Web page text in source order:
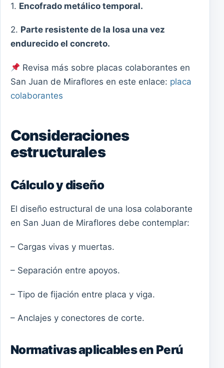
1. Encofrado metálico temporal.
2. Parte resistente de la losa una vez
endurecido el concreto.
Revisa más sobre placas colaborantes en
San Juan de Miraflores en este enlace: placa
colaborantes
Consideraciones
estructurales
Cálculo y diseño
El diseño estructural de una losa colaborante
en San Juan de Miraflores debe contemplar:
– Cargas vivas y muertas.
– Separación entre apoyos.
– Tipo de fijación entre placa y viga.
– Anclajes y conectores de corte.
Normativas aplicables en Perú